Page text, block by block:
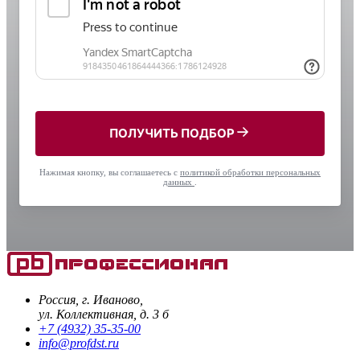
ПОЛУЧИТЬ ПОДБОР
Нажимая кнопку, вы соглашаетесь с политикой обработки персональных
данных
Россия, г. Иваново,
ул. Коллективная, д. 3 б
+7 (4932) 35-35-00
info@profdst.ru